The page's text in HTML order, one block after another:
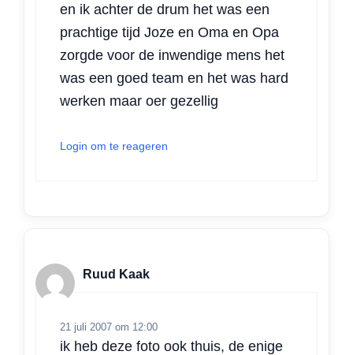
en ik achter de drum het was een
prachtige tijd Joze en Oma en Opa
zorgde voor de inwendige mens het
was een goed team en het was hard
werken maar oer gezellig
Login om te reageren
Ruud Kaak
21 juli 2007 om 12:00
ik heb deze foto ook thuis, de enige